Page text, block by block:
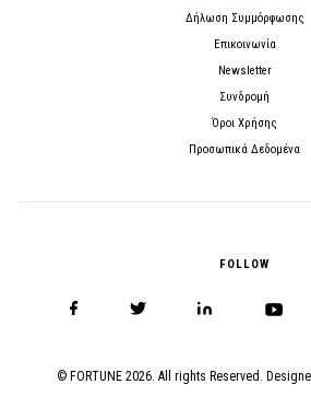
Δήλωση Συμμόρφωσης
Επικοινωνία
Newsletter
Συνδρομή
Όροι Χρήσης
Προσωπικά Δεδομένα
FOLLOW
© FORTUNE 2026. All rights Reserved.